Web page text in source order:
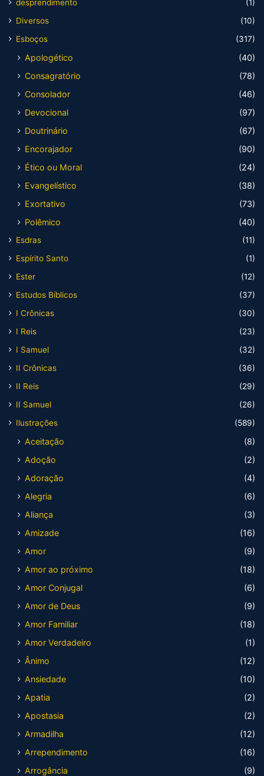
desprendimento
(1)
Diversos
(10)
Esboços
(317)
Apologético
(40)
Consagratório
(78)
Consolador
(46)
Devocional
(97)
Doutrinário
(67)
Encorajador
(90)
Ético ou Moral
(24)
Evangelístico
(38)
Exortativo
(73)
Polêmico
(40)
Esdras
(11)
Espírito Santo
(1)
Ester
(12)
Estudos Bíblicos
(37)
I Crônicas
(30)
I Reis
(23)
I Samuel
(32)
II Crônicas
(36)
II Reis
(29)
II Samuel
(26)
Ilustrações
(589)
Aceitação
(8)
Adoção
(2)
Adoração
(4)
Alegria
(6)
Aliança
(3)
Amizade
(16)
Amor
(9)
Amor ao próximo
(18)
Amor Conjugal
(6)
Amor de Deus
(9)
Amor Familiar
(18)
Amor Verdadeiro
(1)
Ânimo
(12)
Ansiedade
(10)
Apatia
(2)
Apostasia
(2)
Armadilha
(12)
Arrependimento
(16)
Arrogância
(9)